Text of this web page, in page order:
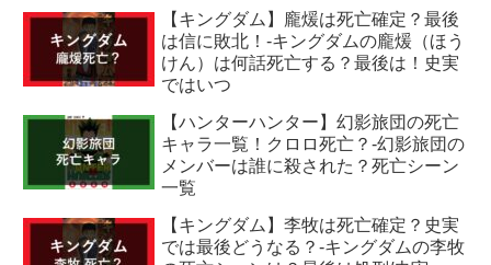
【キングダム】龐煖は死亡確定？最後
は信に敗北！-キングダムの龐煖（ほう
けん）は何話死亡する？最後は！史実
ではいつ
【ハンターハンター】幻影旅団の死亡
キャラ一覧！クロロ死亡？-幻影旅団の
メンバーは誰に殺された？死亡シーン
一覧
【キングダム】李牧は死亡確定？史実
では最後どうなる？-キングダムの李牧